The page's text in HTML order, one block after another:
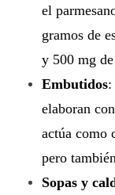
el
gramos de
y 500 mg
Embutidos:
elaboran
actúa como
pero
Sopas y